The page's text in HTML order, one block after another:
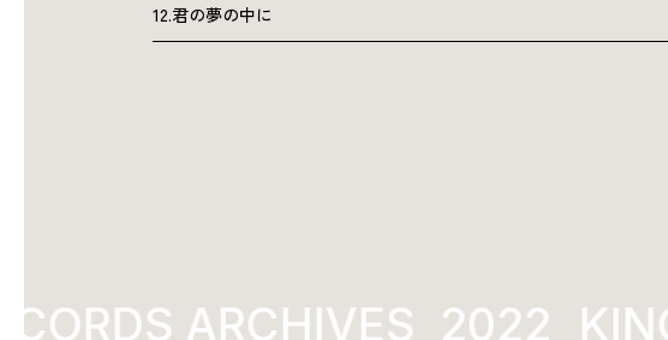
12.君の夢の中に
ARCHIVES